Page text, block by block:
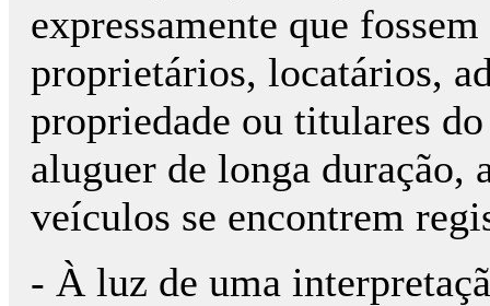
expressamente que
proprietários, locatários,
propriedade ou titulares
aluguer de longa duração,
veículos se encontrem
- À luz de uma